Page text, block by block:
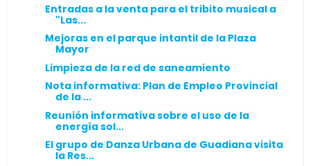
Entradas a la venta para el tribito musical a
"Las...
Mejoras en el parque intantil de la Plaza
Mayor
Limpieza de la red de saneamiento
Nota informativa: Plan de Empleo Provincial
de la ...
Reunión informativa sobre el uso de la
energía sol...
El grupo de Danza Urbana de Guadiana visita
la Res...